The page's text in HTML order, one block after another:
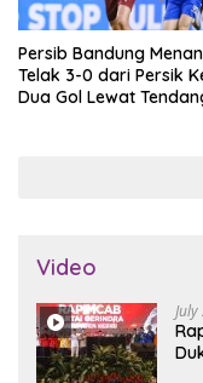
Persib Bandung
Telak 3-0 dari Persik
Dua Gol Lewat
Video